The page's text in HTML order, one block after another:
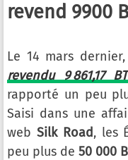
revend 9900
Le 14 mars dernier,
revendu 9 861,17
rapporté un peu
Saisi dans une
web Silk Road, les
peu plus de 50 000